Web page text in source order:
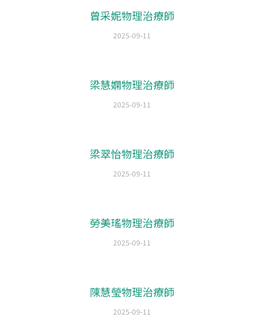
曾采妮物理治療師
2025-09-11
梁慧嫻物理治療師
2025-09-11
梁翠怡物理治療師
2025-09-11
勞美瑤物理治療師
2025-09-11
陳慧瑩物理治療師
2025-09-11